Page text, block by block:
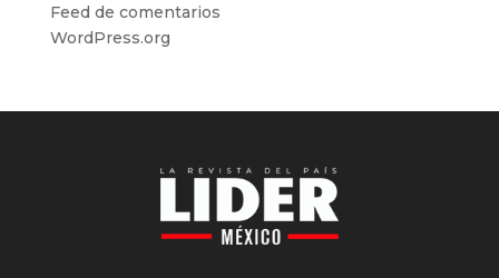
Feed de comentarios
WordPress.org